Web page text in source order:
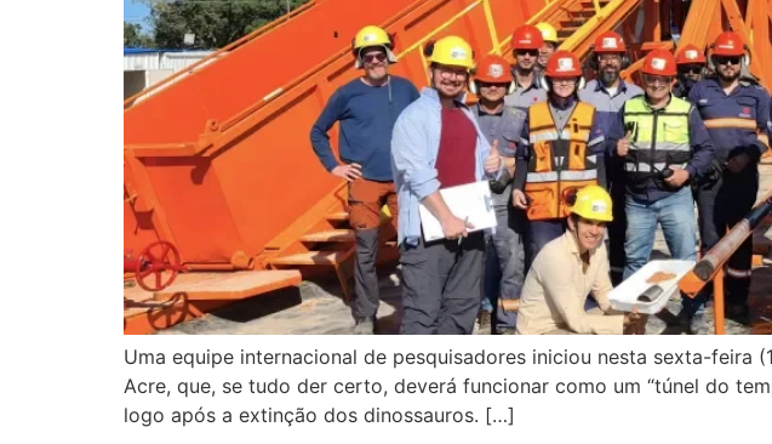
Uma equipe internacional de pesquisadores iniciou nesta sexta-
Acre, que, se tudo der certo, deverá funcionar como um “túnel do
logo após a extinção dos dinossauros. […]